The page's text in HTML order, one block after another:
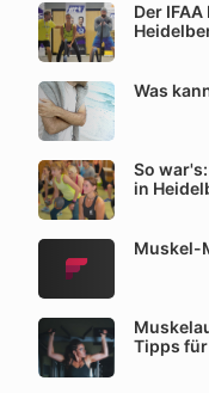
Der
Was
So
in
Muskel-
Tipps